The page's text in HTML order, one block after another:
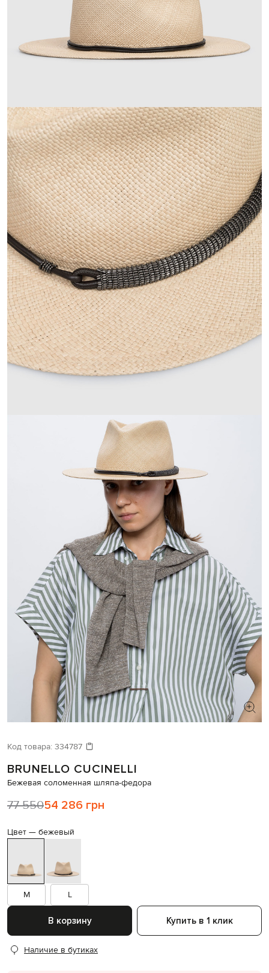
Давайте подберем что-то еще
Код товара: 334787
BRUNELLO CUCINELLI
Бежевая соломенная шляпа-федора
77 55054 286 грн
Цвет — бежевый
M L
В корзину Купить в 1 клик
Наличие в бутиках